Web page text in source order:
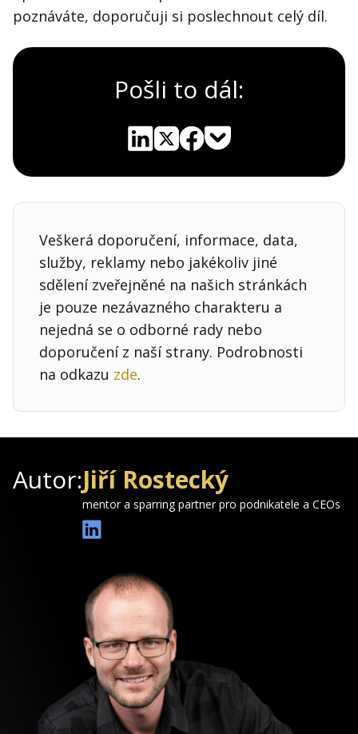
poznáváte, doporučuji si poslechnout celý díl.
Pošli to dál:
Veškerá doporučení, informace, data,
služby, reklamy nebo jakékoliv jiné
sdělení zveřejněné na našich stránkách
je pouze nezávazného charakteru a
nejedná se o odborné rady nebo
doporučení z naší strany. Podrobnosti
na odkazu zde.
Autor:Jiří Rostecký
mentor a sparring partner pro podnikatele a CEOs